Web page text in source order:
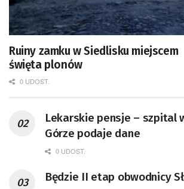
Ruiny zamku w Siedlisku miejscem
święta plonów
0 UDOST.
Lekarskie pensje – szpital
Górze podaje dane
0 UDOST.
Będzie II etap obwodnicy